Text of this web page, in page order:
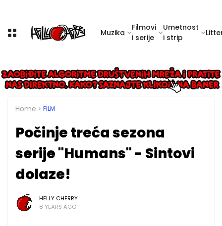
Muzika
Filmovi
i serije
Umetnost
i strip
Home FILM
Počinje treća sezona
serije "Humans" - Sintovi
dolaze!
HELLY CHERRY
8 YEARS AGO